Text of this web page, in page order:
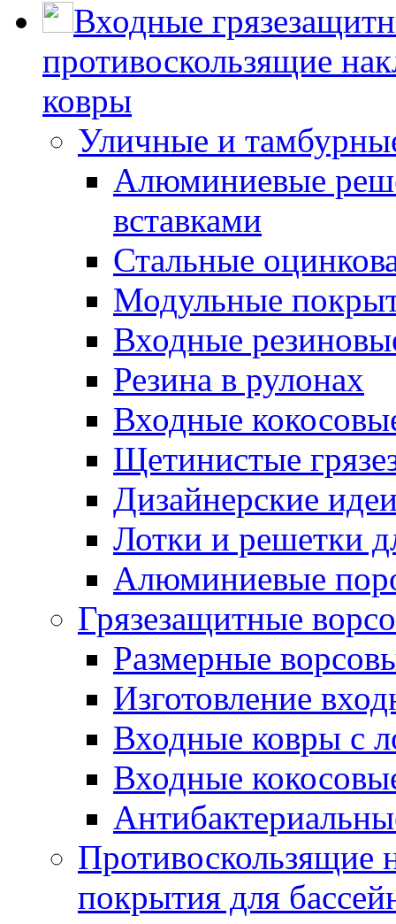
Входные
противоскользящие
ковры
Уличные и
Алюминиевые
вставками
Стальные
Модульные
Входные
Резина в рулонах
Входные
Щетинистые
Дизайнерские
Лотки и решетки
Алюминиевые
Грязезащитные
Размерные
Изготовление
Входные ковры с
Входные
Противоскользящие
покрытия для